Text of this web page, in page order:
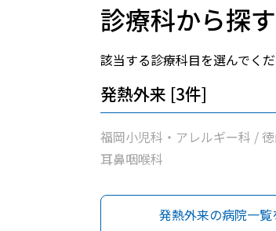
診療科から探す
該当する診療科目を選んでくだ
発熱外来 [3件]
福岡小児科・アレルギー科 /
耳鼻咽喉科
発熱外来の病院一覧